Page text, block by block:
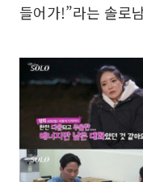
들어가!”라는 솔로